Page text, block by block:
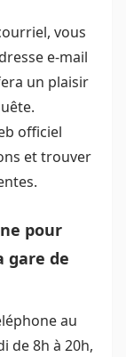
vous
e-mail
un plaisir
officiel
et trouver
pour
gare de
au
de 8h à 20h,